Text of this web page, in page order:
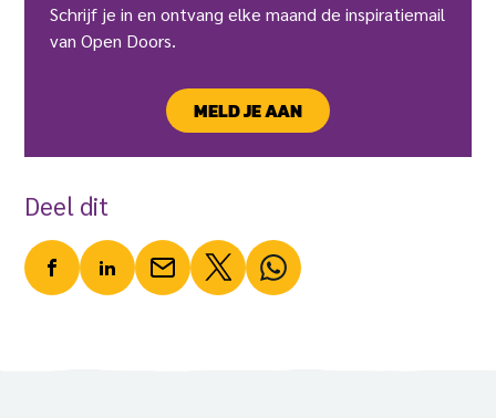
Schrijf je in en ontvang elke maand de inspiratiemail
van Open Doors.
MELD JE AAN
Deel dit